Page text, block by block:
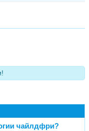
чайлдфри?